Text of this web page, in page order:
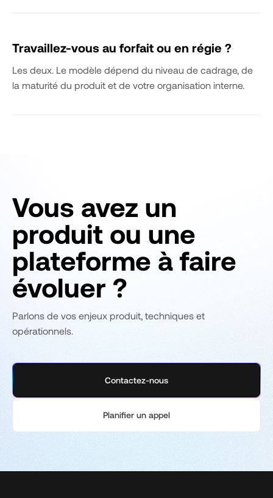
Travaillez-vous au forfait ou en régie ?
Les deux. Le modèle dépend du niveau de cadrage, de
la maturité du produit et de votre organisation interne.
Vous avez un
produit ou une
plateforme à faire
évoluer ?
Parlons de vos enjeux produit, techniques et
opérationnels.
Contactez-nous
Planifier un appel